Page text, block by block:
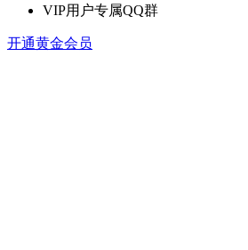
VIP用户专属QQ群
开通黄金会员